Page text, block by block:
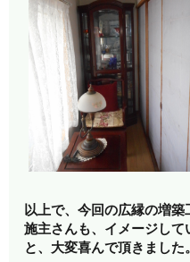
以上で、今回の広縁の増築
施主さんも、イメージし
と、大変喜んで頂きました。